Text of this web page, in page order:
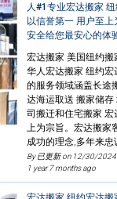
人#1专业宏达搬家
以信誉第一 用户至
安全给您最安心的体
宏达搬家 美国纽约
华人宏达搬家 纽约
的服务领域涵盖长途
达海运取送 搬家储
司搬迁和住宅搬家
上为宗旨。宏达搬
成功的理念,多年来忠
By 已更新 on 12/30/2024
1 year 7 months ago